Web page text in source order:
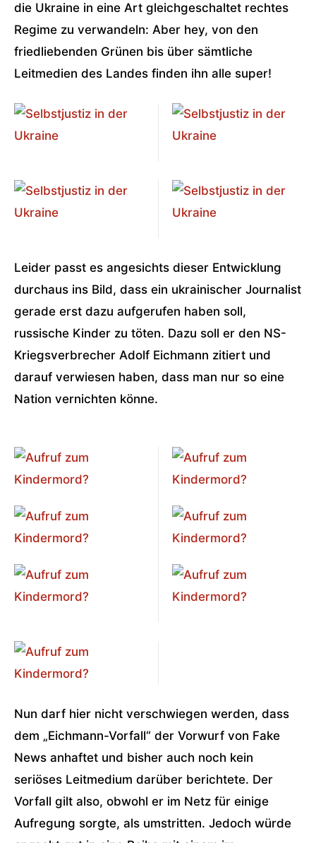
die Ukraine in eine Art gleichgeschaltet rechtes
Regime zu verwandeln: Aber hey, von den
friedliebenden Grünen bis über sämtliche
Leitmedien des Landes finden ihn alle super!
Leider passt es angesichts dieser Entwicklung
durchaus ins Bild, dass ein ukrainischer Journalist
gerade erst dazu aufgerufen haben soll,
russische Kinder zu töten. Dazu soll er den NS-
Kriegsverbrecher Adolf Eichmann zitiert und
darauf verwiesen haben, dass man nur so eine
Nation vernichten könne.
Nun darf hier nicht verschwiegen werden, dass
dem „Eichmann-Vorfall“ der Vorwurf von Fake
News anhaftet und bisher auch noch kein
seriöses Leitmedium darüber berichtete. Der
Vorfall gilt also, obwohl er im Netz für einige
Aufregung sorgte, als umstritten. Jedoch würde